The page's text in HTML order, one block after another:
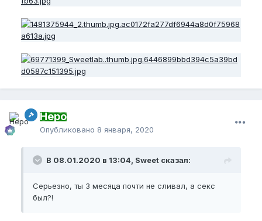
Неро
Опубликовано 8 января, 2020
В 08.01.2020 в 13:04, Sweet сказал:
Серьезно, ты 3 месяца почти не сливал, а секс
был?!